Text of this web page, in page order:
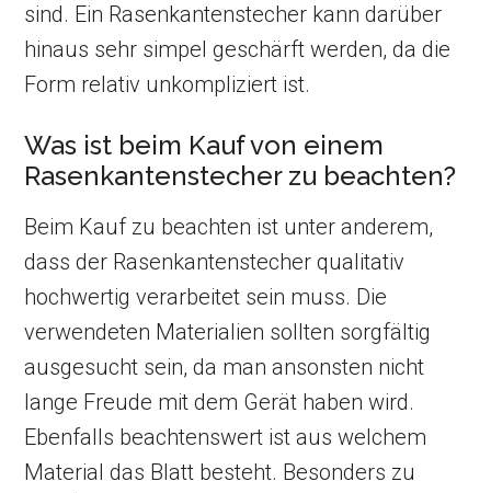
sind. Ein Rasenkantenstecher kann darüber
hinaus sehr simpel geschärft werden, da die
Form relativ unkompliziert ist.
Was ist beim Kauf von einem
Rasenkantenstecher zu beachten?
Beim Kauf zu beachten ist unter anderem,
dass der Rasenkantenstecher qualitativ
hochwertig verarbeitet sein muss. Die
verwendeten Materialien sollten sorgfältig
ausgesucht sein, da man ansonsten nicht
lange Freude mit dem Gerät haben wird.
Ebenfalls beachtenswert ist aus welchem
Material das Blatt besteht. Besonders zu